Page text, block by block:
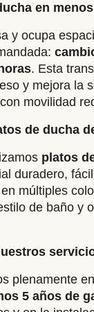
en
y ocupa
. Esta
y mejora la
movilidad
de ducha
platos
duradero,
múltiples
de baño y
plenamente
5 años de